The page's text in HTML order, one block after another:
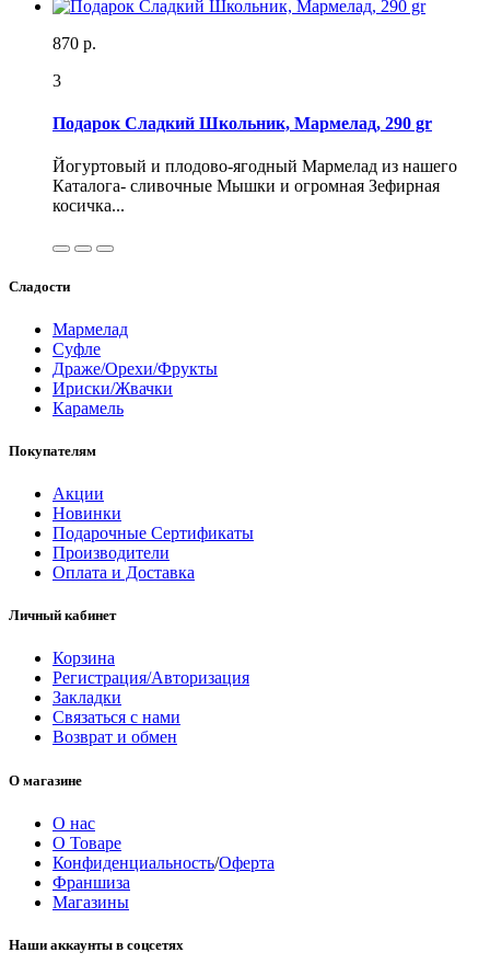
870 р.
3
Подарок Сладкий Школьник, Мармелад, 290 gr
Йогуртовый и плодово-ягодный Мармелад из нашего
Каталога- сливочные Мышки и огромная Зефирная
косичка...
Сладости
Мармелад
Суфле
Драже/Орехи/Фрукты
Ириски/Жвачки
Карамель
Покупателям
Акции
Новинки
Подарочные Сертификаты
Производители
Оплата и Доставка
Личный кабинет
Корзина
Регистрация/Авторизация
Закладки
Связаться с нами
Возврат и обмен
О магазине
О нас
О Товаре
Конфиденциальность/Оферта
Франшиза
Магазины
Наши аккаунты в соцсетях